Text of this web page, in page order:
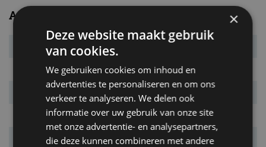
Afmetingen en gewichten
Massa leeg
L x B x H 4.870 x 1.840 x 1.450 mm
Inh. bag. ruimte. 480 l
Bandenmaat 225/45 R19
Wielbasis 2.830 mm
×
Deze website maakt gebruik
van cookies.
We gebruiken cookies om inhoud en
advertenties te personaliseren en om ons
verkeer te analyseren. We delen ook
informatie over uw gebruik van onze site
met onze advertentie- en analysepartners,
die deze kunnen combineren met andere